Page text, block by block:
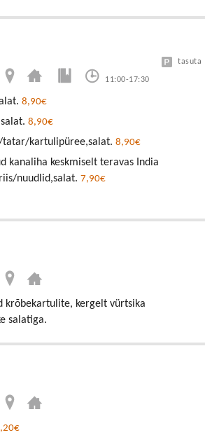
11:00-17:30
tasuta
8,90€
8,90€
tatar/kartulipüree,salat. 8,90€
kanaliha keskmiselt teravas India
nuudlid,salat. 7,90€
krõbekartulite, kergelt vürtsika
salatiga.